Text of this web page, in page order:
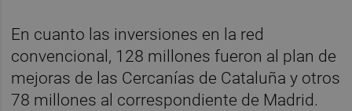
En cuanto las inversiones en la red
convencional, 128 millones fueron al plan de
mejoras de las Cercanías de Cataluña y otros
78 millones al correspondiente de Madrid.